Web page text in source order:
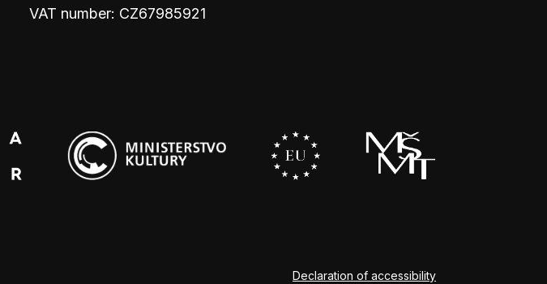
VAT number: CZ67985921
Declaration of accessibility